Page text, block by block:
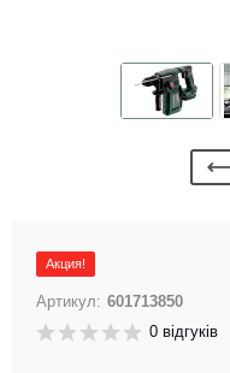
Акция!
Артикул: 601713850
0 відгуків